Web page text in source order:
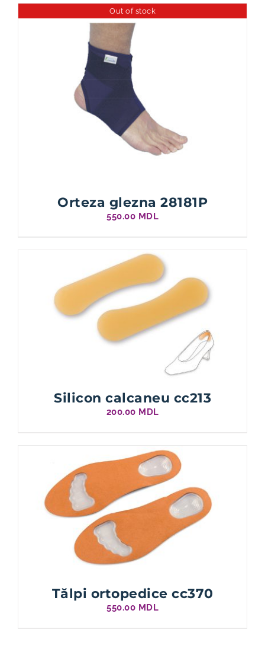
Out of stock
Orteza glezna 28181P
550.00 MDL
Silicon calcaneu cc213
200.00 MDL
Tălpi ortopedice cc370
550.00 MDL